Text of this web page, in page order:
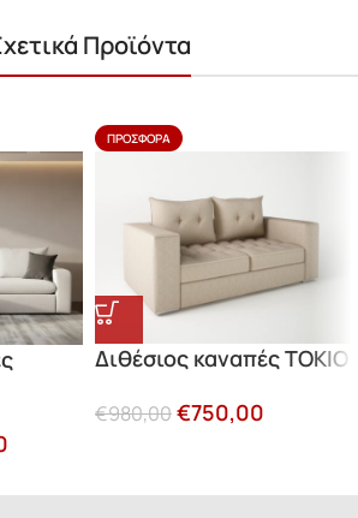
Προϊόντα
ΠΡΟΣΦΟΡΆ
Διθέσιος καναπές ΤΟΚΙΟ
€980,00€750,00